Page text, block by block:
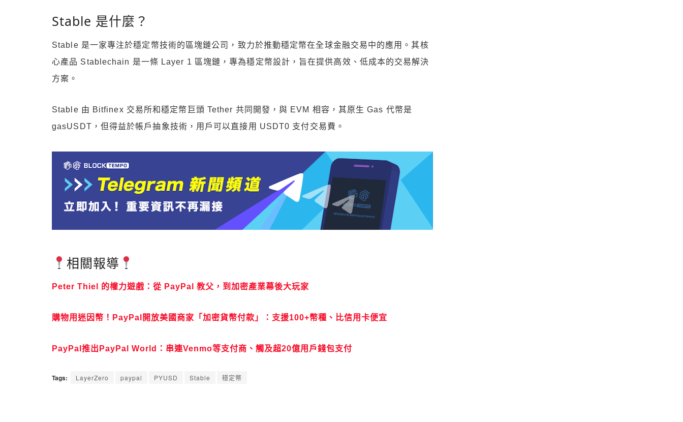
Stable 是什麼？
Stable 是一家專注於穩定幣技術的區塊鏈公司，致力於推動穩定幣在全球金融交易中的應用。其核
心產品 Stablechain 是一條 Layer 1 區塊鏈，專為穩定幣設計，旨在提供高效、低成本的交易解決
方案。
Stable 由 Bitfinex 交易所和穩定幣巨頭 Tether 共同開發，與 EVM 相容，其原生 Gas 代幣是
gasUSDT，但得益於帳戶抽象技術，用戶可以直接用 USDT0 支付交易費。
相關報導
Peter Thiel 的權力遊戲：從 PayPal 教父，到加密產業幕後大玩家
購物用迷因幣！PayPal開放美國商家「加密貨幣付款」：支援100+幣種、比信用卡便宜
PayPal推出PayPal World：串連Venmo等支付商、觸及超20億用戶錢包支付
Tags: LayerZero paypal PYUSD Stable 穩定幣